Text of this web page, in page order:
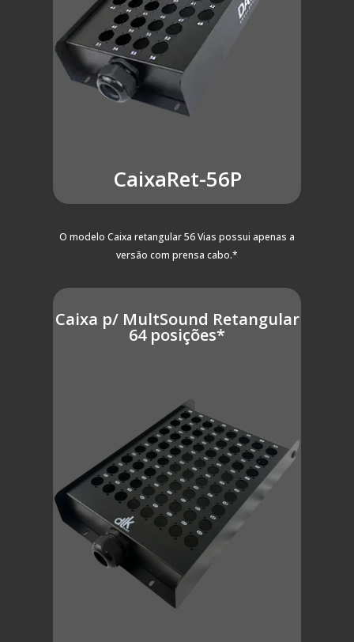
CaixaRet-56P
O modelo Caixa retangular 56 Vias possui apenas a
versão com prensa cabo.*
Caixa p/ MultSound Retangular
64 posições*